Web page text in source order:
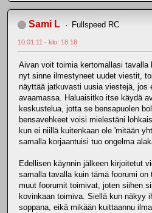
Sami L Fullspeed RC
10.01.11 - klo: 18.18
Aivan voit toimia kertomallasi tavalla
nyt sinne ilmestyneet uudet viestit,
näyttää jatkuvasti uusia viestejä, jos
avaamassa. Haluaisitko itse käydä
keskustelua, jotta se bensapuolen
bensavehkeet voisi mielestäni
kun ei niillä kuitenkaan ole 'mitään
samalla korjaantuisi tuo ongelma
Edellisen käynnin jälkeen kirjoitetut
samalla tavalla kuin tämä foorumi
muut foorumit toimivat, joten siihen
kovinkaan toimiva. Siellä kun näkyy
soppana, eikä mikään kuittaannu